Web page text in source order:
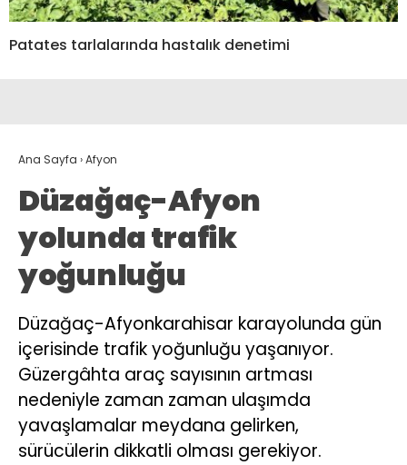
Patates tarlalarında hastalık denetimi
Ana Sayfa ›Afyon
Düzağaç-Afyon
yolunda trafik
yoğunluğu
Düzağaç-Afyonkarahisar karayolunda gün
içerisinde trafik yoğunluğu yaşanıyor.
Güzergâhta araç sayısının artması
nedeniyle zaman zaman ulaşımda
yavaşlamalar meydana gelirken,
sürücülerin dikkatli olması gerekiyor.